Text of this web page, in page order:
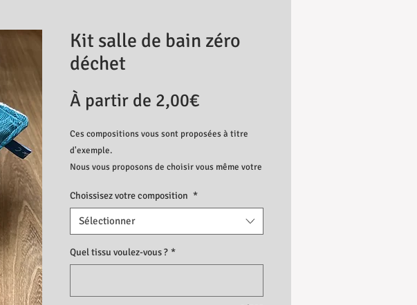
Kit salle de bain zéro
déchet
À partir de 2,00€
Ces compositions vous sont proposées à titre
d'exemple.
Nous vous proposons de choisir vous même votre
Pour toute commande d'au moins 24€, le petit
panier en crochet vous est offert. 🤩
Le kit peut être composé de :
douce (1,50 l'unité, x4 lingettes 5€, x7 lingettes
Choissisez votre composition *
Sélectionner
Quel tissu voulez-vous ? *